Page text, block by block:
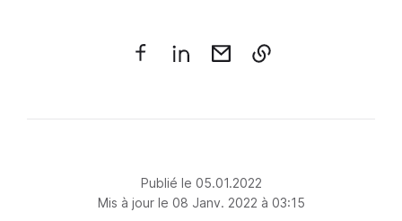
Publié le 05.01.2022
Mis à jour le 08 Janv. 2022 à 03:15